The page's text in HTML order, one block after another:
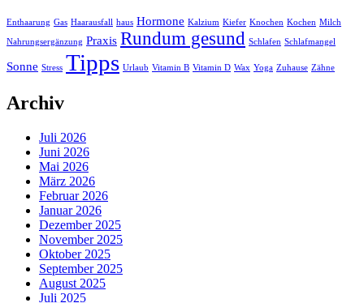
Enthaarung Gas Haarausfall haus Hormone Kalzium Kiefer Knochen Kochen Milch
Nahrungsergänzung Praxis Rundum gesund Schlafen Schlafmangel
Sonne Stress Tipps Urlaub Vitamin B Vitamin D Wax Yoga Zuhause Zähne
Archiv
Juli 2026
Juni 2026
Mai 2026
März 2026
Februar 2026
Januar 2026
Dezember 2025
November 2025
Oktober 2025
September 2025
August 2025
Juli 2025